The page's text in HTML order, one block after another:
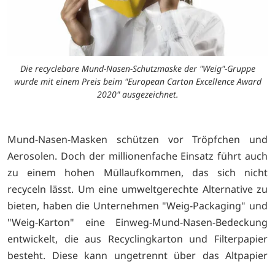
Die recyclebare Mund-Nasen-Schutzmaske der "Weig"-Gruppe
wurde mit einem Preis beim "European Carton Excellence Award
2020" ausgezeichnet.
Mund-Nasen-Masken schützen vor Tröpfchen und
Aerosolen. Doch der millionenfache Einsatz führt auch
zu einem hohen Müllaufkommen, das sich nicht
recyceln lässt. Um eine umweltgerechte Alternative zu
bieten, haben die Unternehmen "Weig-Packaging" und
"Weig-Karton" eine Einweg-Mund-Nasen-Bedeckung
entwickelt, die aus Recyclingkarton und Filterpapier
besteht. Diese kann ungetrennt über das Altpapier